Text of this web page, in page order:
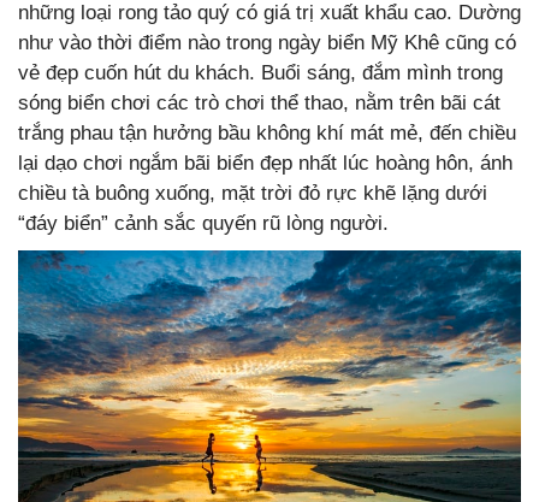
những loại rong tảo quý có giá trị xuất khẩu cao. Dường
như vào thời điểm nào trong ngày biển Mỹ Khê cũng có
vẻ đẹp cuốn hút du khách. Buổi sáng, đắm mình trong
sóng biển chơi các trò chơi thể thao, nằm trên bãi cát
trắng phau tận hưởng bầu không khí mát mẻ, đến chiều
lại dạo chơi ngắm bãi biển đẹp nhất lúc hoàng hôn, ánh
chiều tà buông xuống, mặt trời đỏ rực khẽ lặng dưới
“đáy biển” cảnh sắc quyến rũ lòng người.